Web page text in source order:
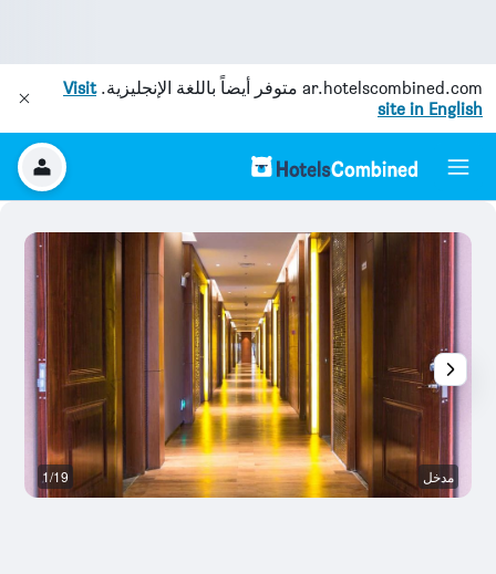
ar.hotelscombined.com متوفر أيضاً باللغة الإنجليزية.Visit
site in English
مدخل 1/19